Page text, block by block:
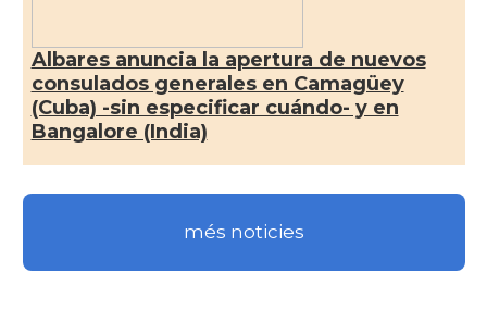
Albares anuncia la apertura de nuevos
consulados generales en Camagüey
(Cuba) -sin especificar cuándo- y en
Bangalore (India)
més noticies